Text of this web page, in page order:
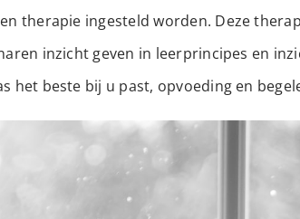
therapie ingesteld worden. Deze
inzicht geven in leerprincipes en
het beste bij u past, opvoeding en